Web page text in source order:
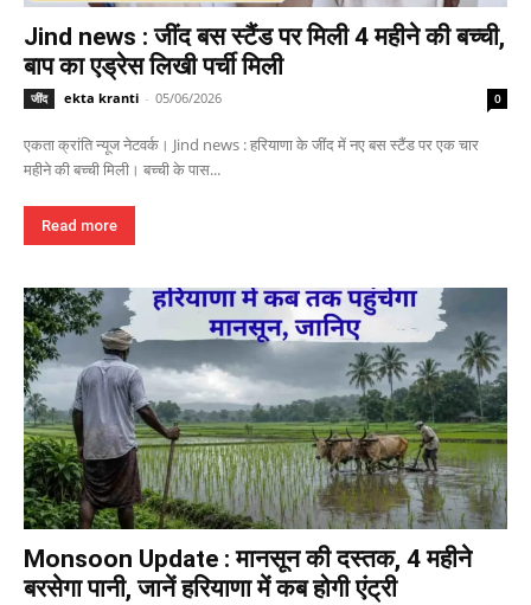
Jind news : जींद बस स्टैंड पर मिली 4 महीने की बच्ची,
बाप का एड्रेस लिखी पर्ची मिली
जींद ekta kranti - 05/06/2026 0
एकता क्रांति न्यूज नेटवर्क। Jind news : हरियाणा के जींद में नए बस स्टैंड पर एक चार
महीने की बच्ची मिली। बच्ची के पास...
Read more
Monsoon Update : मानसून की दस्तक, 4 महीने
बरसेगा पानी, जानें हरियाणा में कब होगी एंट्री